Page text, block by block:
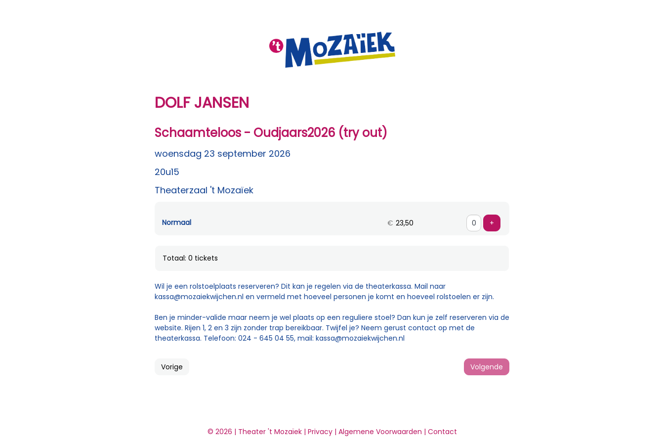
DOLF JANSEN
Schaamteloos - Oudjaars2026 (try out)
woensdag 23 september 2026
20u15
Theaterzaal 't Mozaïek
Normaal € 23,50 +
Totaal: 0 tickets
Wil je een rolstoelplaats reserveren? Dit kan je regelen via de theaterkassa. Mail naar
kassa@mozaiekwijchen.nl en vermeld met hoeveel personen je komt en hoeveel rolstoelen er zijn.
Ben je minder-valide maar neem je wel plaats op een reguliere stoel? Dan kun je zelf reserveren via de
website. Rijen 1, 2 en 3 zijn zonder trap bereikbaar. Twijfel je? Neem gerust contact op met de
theaterkassa. Telefoon: 024 - 645 04 55, mail: kassa@mozaiekwijchen.nl
Vorige Volgende
© 2026 | Theater 't Mozaïek | Privacy| Algemene Voorwaarden | Contact